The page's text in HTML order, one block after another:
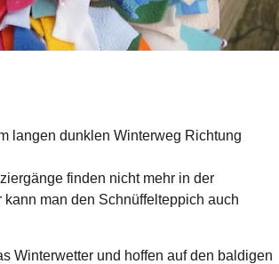
langen dunklen Winterweg Richtung
finden nicht mehr in der
man den Schnüffelteppich auch
Winterwetter und hoffen auf den baldigen